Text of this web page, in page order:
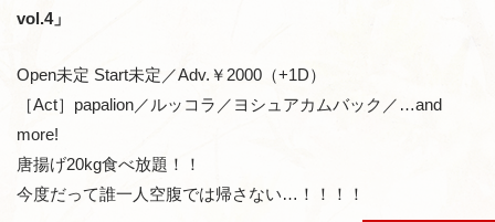
vol.4」
Open未定 Start未定／Adv.￥2000（+1D）
［Act］papalion／ルッコラ／ヨシュアカムバック／…and
more!
唐揚げ20kg食べ放題！！
今度だって誰一人空腹では帰さない…！！！！